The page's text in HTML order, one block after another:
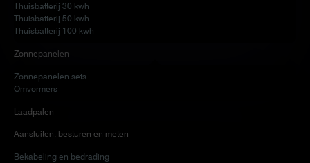
Thuisbatterij 30 kwh
Thuisbatterij 50 kwh
Thuisbatterij 100 kwh
Zonnepanelen
Zonnepanelen sets
Omvormers
Laadpalen
Aansluiten, besturen en meten
Bekabeling en bedrading